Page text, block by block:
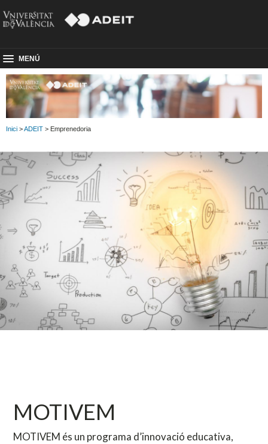
MENÚ
Inici >ADEIT > Emprenedoria
MOTIVEM
MOTIVEM és un programa d’innovació educativa,